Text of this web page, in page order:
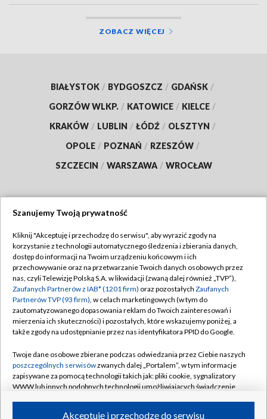
ZOBACZ WIĘCEJ
BIAŁYSTOK / BYDGOSZCZ / GDAŃSK /
GORZÓW WLKP. / KATOWICE / KIELCE /
KRAKÓW / LUBLIN / ŁÓDŹ / OLSZTYN /
OPOLE / POZNAŃ / RZESZÓW /
SZCZECIN / WARSZAWA / WROCŁAW
TVP
Abonament TVP
Emisja w TVP
Centrum informacji TVP
Naziemna Telewizja Cyfrowa
Rada Programowa
System NOS
Informacje o nadawcy
Regulamin TVP
Polityka prywatności
Moje zgody
Pomoc
Kontakt
Kanały
Szanujemy Twoją prywatność
Kliknij "Akceptuję i przechodzę do serwisu", aby wyrazić zgody na
korzystanie z technologii automatycznego śledzenia i zbierania danych,
dostęp do informacji na Twoim urządzeniu końcowym i ich
przechowywanie oraz na przetwarzanie Twoich danych osobowych przez
nas, czyli Telewizję Polską S.A. w likwidacji (zwaną dalej również „TVP”),
Zaufanych Partnerów z IAB* (1201 firm) oraz pozostałych Zaufanych
Partnerów TVP (93 firm), w celach marketingowych (w tym do
zautomatyzowanego dopasowania reklam do Twoich zainteresowań i
mierzenia ich skuteczności) i pozostałych, które wskazujemy poniżej, a
także zgody na udostępnianie przez nas identyfikatora PPID do Google.
Twoje dane osobowe zbierane podczas odwiedzania przez Ciebie naszych
poszczególnych serwisówzwanych dalej „Portalem”, w tym informacje
zapisywane za pomocą technologii takich jak: pliki cookie, sygnalizatory
WWW lub innych podobnych technologii umożliwiających świadczenie
Akceptuję i przechodzę do serwisu